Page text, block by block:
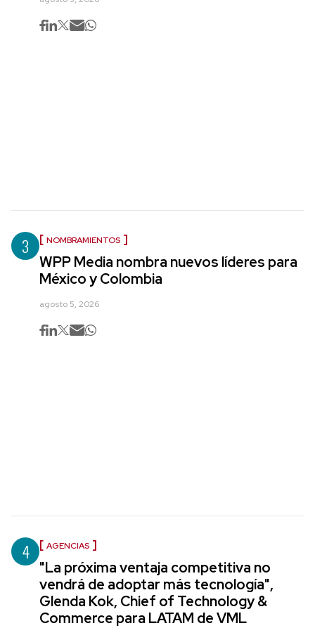
3 NOMBRAMIENTOS
WPP Media nombra nuevos líderes para
México y Colombia
agosto 5, 2026
4 AGENCIAS
"La próxima ventaja competitiva no
vendrá de adoptar más tecnología",
Glenda Kok, Chief of Technology &
Commerce para LATAM de VML